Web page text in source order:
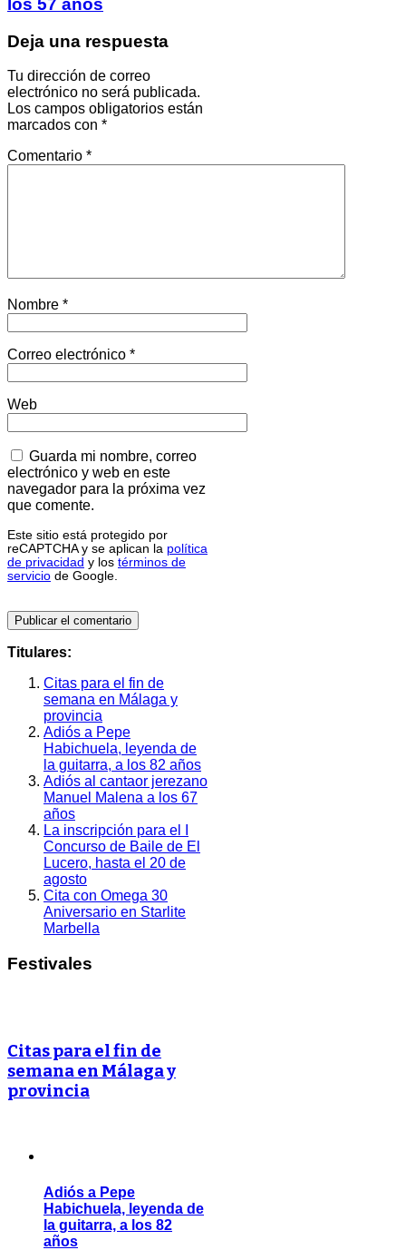
los 57 años
Deja una respuesta
Tu dirección de correo
electrónico no será publicada.
Los campos obligatorios están
marcados con *
Comentario *
Nombre *
Correo electrónico *
Web
Guarda mi nombre, correo
electrónico y web en este
navegador para la próxima vez
que comente.
Este sitio está protegido por
reCAPTCHA y se aplican la política
de privacidad y los términos de
servicio de Google.
Titulares:
Citas para el fin de
semana en Málaga y
provincia
Adiós a Pepe
Habichuela, leyenda de
la guitarra, a los 82 años
Adiós al cantaor jerezano
Manuel Malena a los 67
años
La inscripción para el I
Concurso de Baile de El
Lucero, hasta el 20 de
agosto
Cita con Omega 30
Aniversario en Starlite
Marbella
Festivales
Citas para el fin de
semana en Málaga y
provincia
Adiós a Pepe
Habichuela, leyenda de
la guitarra, a los 82
años